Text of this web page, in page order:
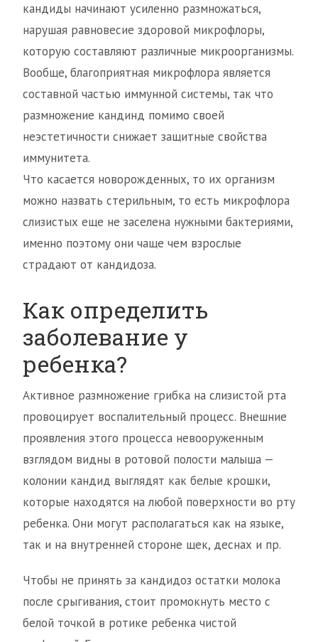
кандиды начинают усиленно размножаться,
нарушая равновесие здоровой микрофлоры,
которую составляют различные микроорганизмы.
Вообще, благоприятная микрофлора является
составной частью иммунной системы, так что
размножение кандинд помимо своей
неэстетичности снижает защитные свойства
иммунитета.
Что касается новорожденных, то их организм
можно назвать стерильным, то есть микрофлора
слизистых еще не заселена нужными бактериями,
именно поэтому они чаще чем взрослые
страдают от кандидоза.
Как определить
заболевание у
ребенка?
Активное размножение грибка на слизистой рта
провоцирует воспалительный процесс. Внешние
проявления этого процесса невооруженным
взглядом видны в ротовой полости малыша —
колонии кандид выглядят как белые крошки,
которые находятся на любой поверхности во рту
ребенка. Они могут располагаться как на языке,
так и на внутренней стороне щек, деснах и пр.
Чтобы не принять за кандидоз остатки молока
после срыгивания, стоит промокнуть место с
белой точкой в ротике ребенка чистой